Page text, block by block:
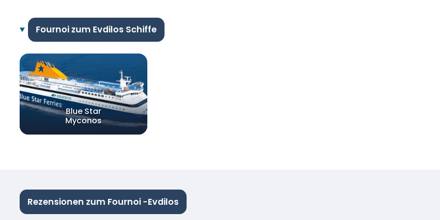
Fournoi zum Evdilos Schiffe
Blue Star
Myconos
Rezensionen zum Fournoi -Evdilos